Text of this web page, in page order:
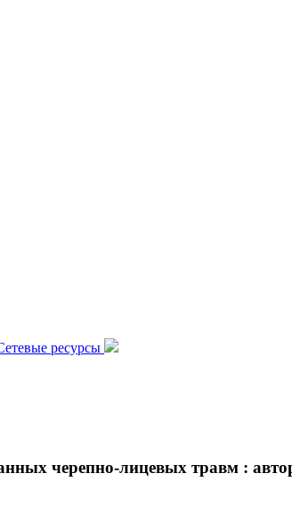
ресурсы
черепно-лицевых травм :